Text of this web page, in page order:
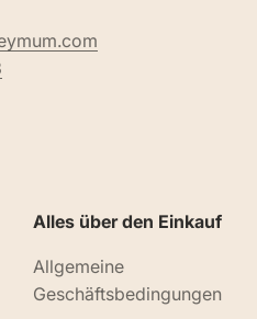
Alles über den Einkauf
Allgemeine
Geschäftsbedingungen